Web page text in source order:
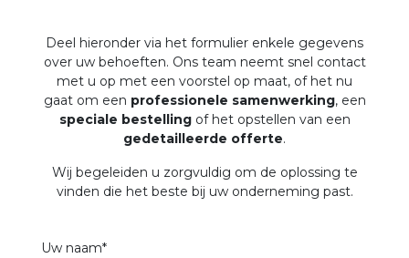
Deel hieronder via het formulier enkele gegevens
over uw behoeften. Ons team neemt snel contact
met u op met een voorstel op maat, of het nu
gaat om een professionele samenwerking, een
speciale bestellingof het opstellen van een
gedetailleerde offerte.
Wij begeleiden u zorgvuldig om de oplossing te
vinden die het beste bij uw onderneming past.
Uw naam*